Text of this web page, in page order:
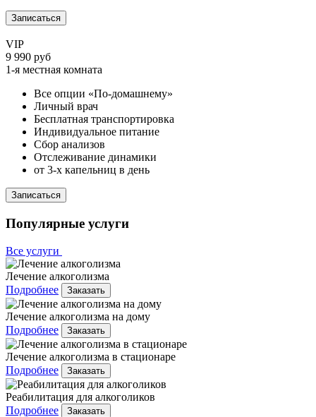
Записаться
VIP
9 990 руб
1-я местная комната
Все опции «По-домашнему»
Личный врач
Бесплатная транспортировка
Индивидуальное питание
Сбор анализов
Отслеживание динамики
от 3-х капельниц в день
Записаться
Популярные услуги
Все услуги
Лечение алкоголизма
Подробнее
Заказать
Лечение алкоголизма на дому
Подробнее
Заказать
Лечение алкоголизма в стационаре
Подробнее
Заказать
Реабилитация для алкоголиков
Подробнее
Заказать